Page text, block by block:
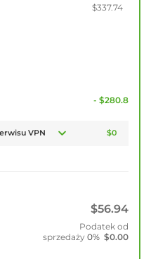
$337.74
- $280.8
VPN $0
$56.94
Podatek od
sprzedaży 0% $0.00